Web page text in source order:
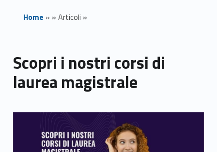
Home » » Articoli »
Scopri i nostri corsi di
laurea magistrale
Link identifier archive #link-archive-thumb-soap-33253